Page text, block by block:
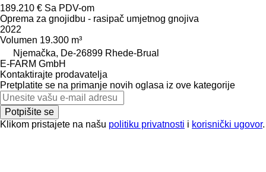
189.210 € Sa PDV-om
Oprema za gnojidbu - rasipač umjetnog gnojiva
2022
Volumen 19.300 m³
Njemačka, De-26899 Rhede-Brual
E-FARM GmbH
Kontaktirajte prodavatelja
Pretplatite se na primanje novih oglasa iz ove kategorije
Potpišite se
Klikom pristajete na našu politiku privatnosti i korisnički ugovor.